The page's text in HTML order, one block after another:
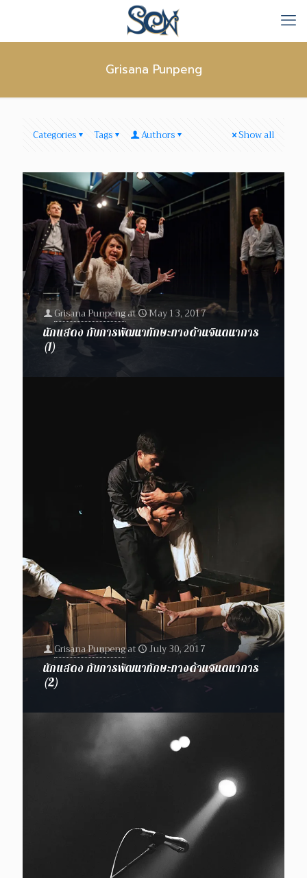
Grisana Punpeng
Categories Tags Authors Show all
Grisana Punpengat
May 13, 2017
นักแสดง กับการพัฒนาทักษะทางด้านจินตนาการ
(1)
Grisana Punpengat
July 30, 2017
นักแสดง กับการพัฒนาทักษะทางด้านจินตนาการ
(2)